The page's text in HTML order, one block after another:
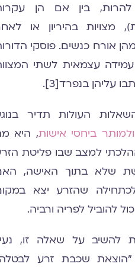
להרות, בין אם הן
מצויות בהיריון או
אורח כנשים. פוסקי
עמידה עצמאית לשתי
עליהן בנפרד[3].
העולות תדיר
ביחסי אישות, היא
למצב שבו פליטת
שלא בתוך האישה,
שהזרע יצא
להוביל לפריה ורביה.
להשיב על שאלה זו,
"הוצאת שכבת זרע